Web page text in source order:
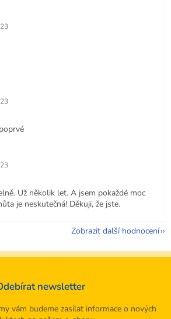
obchodu je 5 z 5 hvězdiček.
obchodu je 5 z 5 hvězdiček.
obchodu je 5 z 5 hvězdiček.
Už několik let. A jsem pokaždé moc
je neskutečná! Děkuji, že jste.
Zobrazit další hodnocení
newsletter
vám budeme zasílat informace o nových